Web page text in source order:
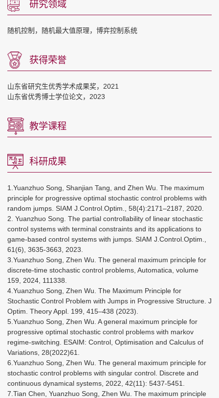
研究领域
随机控制，随机最大值原理，博弈控制系统
获得荣誉
山东省研究生优秀学术成果奖，2021
山东省优秀博士学位论文，2023
教学课程
科研成果
1.Yuanzhuo Song, Shanjian Tang, and Zhen Wu. The maximum
principle for progressive optimal stochastic control problems with
random jumps. SIAM J.Control.Optim., 58(4):2171–2187, 2020.
2. Yuanzhuo Song. The partial controllability of linear stochastic
control systems with terminal constraints and its applications to
game-based control systems with jumps. SIAM J.Control.Optim.,
61(6), 3635-3663, 2023.
3.Yuanzhuo Song, Zhen Wu. The general maximum principle for
discrete-time stochastic control problems, Automatica, volume
159, 2024, 111338.
4.Yuanzhuo Song, Zhen Wu. The Maximum Principle for
Stochastic Control Problem with Jumps in Progressive Structure. J
Optim. Theory Appl. 199, 415–438 (2023).
5.Yuanzhuo Song, Zhen Wu. A general maximum principle for
progressive optimal stochastic control problems with markov
regime-switching. ESAIM: Control, Optimisation and Calculus of
Variations, 28(2022)61.
6.Yuanzhuo Song, Zhen Wu. The general maximum principle for
stochastic control problems with singular control. Discrete and
continuous dynamical systems, 2022, 42(11): 5437-5451.
7.Tian Chen, Yuanzhuo Song, Zhen Wu. The maximum principle